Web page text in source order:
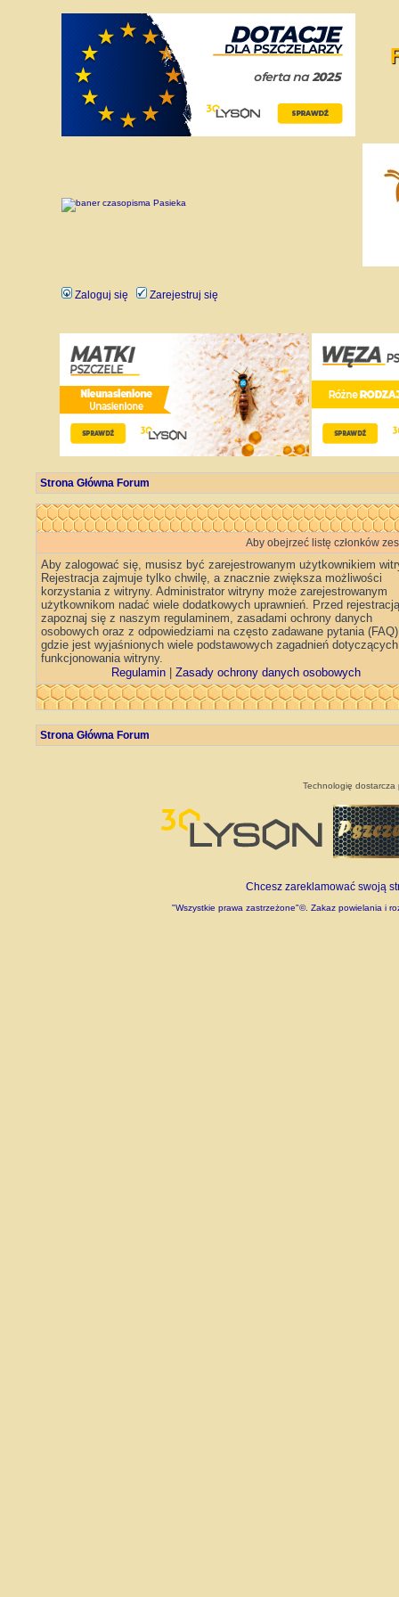
Zaloguj się Zarejestruj się
Strona Główna Forum
Aby obejrzeć listę członków
Aby zalogować się, musisz być zarejestrowanym użytkownikiem
Rejestracja zajmuje tylko chwilę, a znacznie zwiększa możliwości
korzystania z witryny. Administrator witryny może zarejestrowanym
użytkownikom nadać wiele dodatkowych uprawnień. Przed rejestracją
zapoznaj się z naszym regulaminem, zasadami ochrony danych
osobowych oraz z odpowiedziami na często zadawane pytania
gdzie jest wyjaśnionych wiele podstawowych zagadnień dotyczących
funkcjonowania witryny.
Regulamin
Zasady ochrony danych osobowych
Strona Główna Forum
Technologię dostarcza
Chcesz zareklamować swoją
"Wszystkie prawa zastrzeżone"©. Zakaz powielania i